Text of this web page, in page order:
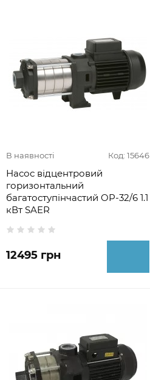
В наявності Код: 15646
Насос відцентровий
горизонтальний
багатоступінчастий OP-32/6 1.1
кВт SAER
12495 грн